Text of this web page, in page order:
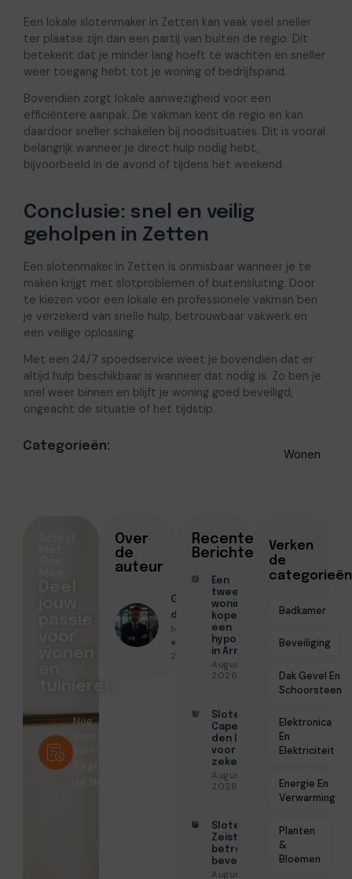
Een lokale slotenmaker in Zetten kan vaak veel sneller
ter plaatse zijn dan een partij van buiten de regio. Dit
betekent dat je minder lang hoeft te wachten en sneller
weer toegang hebt tot je woning of bedrijfspand.
Bovendien zorgt lokale aanwezigheid voor een
efficiëntere aanpak. De vakman kent de regio en kan
daardoor sneller schakelen bij noodsituaties. Dit is vooral
belangrijk wanneer je direct hulp nodig hebt,
bijvoorbeeld in de avond of tijdens het weekend.
Conclusie: snel en veilig
geholpen in Zetten
Een slotenmaker in Zetten is onmisbaar wanneer je te
maken krijgt met slotproblemen of buitensluiting. Door
te kiezen voor een lokale en professionele vakman ben
je verzekerd van snelle hulp, betrouwbaar vakwerk en
een veilige oplossing.
Met een 24/7 spoedservice weet je bovendien dat er
altijd hulp beschikbaar is wanneer dat nodig is. Zo ben je
snel weer binnen en blijft je woning goed beveiligd,
ongeacht de situatie of het tijdstip.
Categorieën:
Wonen
Over
de
auteur
Geschreven
door
Menno Maas
● Juni 30,
2026
Recente
Berichten
Een
tweede
woning
kopen met
een
hypotheek
in Arnhem
Augustus 7,
2026
Slotenmaker
Capelle aan
den IJssel
voor
zekerheid
Augustus 3,
2026
Slotenmaker
Zeist voor
betrouwbare
beveiliging
Augustus 3,
Verken
de
categorieën
Badkamer
Beveiliging
Dak Gevel En
Schoorsteen
Elektronica
En
Elektriciteit
Energie En
Verwarming
Planten
&
Bloemen
Nog
account?